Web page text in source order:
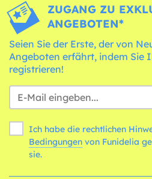
ZUGANG ZU
ANGEBOTEN*
Seien Sie der Erste, der von
Angeboten erfährt, indem Sie
registrieren!
Ich habe die rechtlichen
Bedingungen
sie.